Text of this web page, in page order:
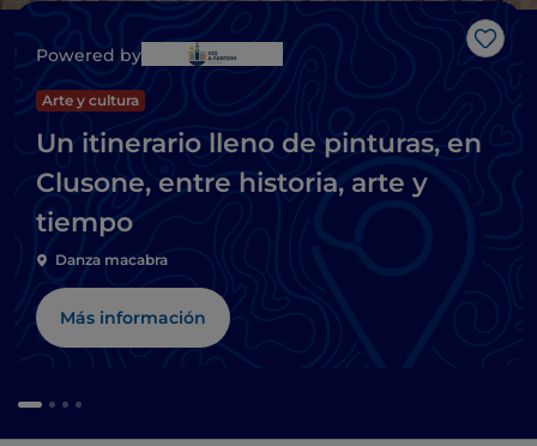
Me
Powered by
Arte y cultura
Un itinerario lleno de pinturas, en
Clusone, entre historia, arte y
tiempo
Danza macabra
Más información